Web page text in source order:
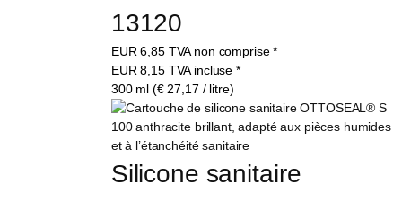
13120
EUR6,85 TVA non comprise *
EUR8,15 TVA incluse *
300 ml (€ 27,17 / litre)
Silicone sanitaire